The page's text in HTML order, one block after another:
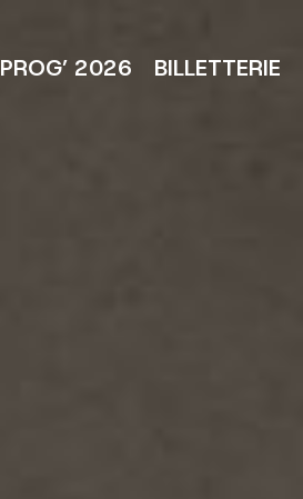
PROG’ 2026 BILLETTERIE